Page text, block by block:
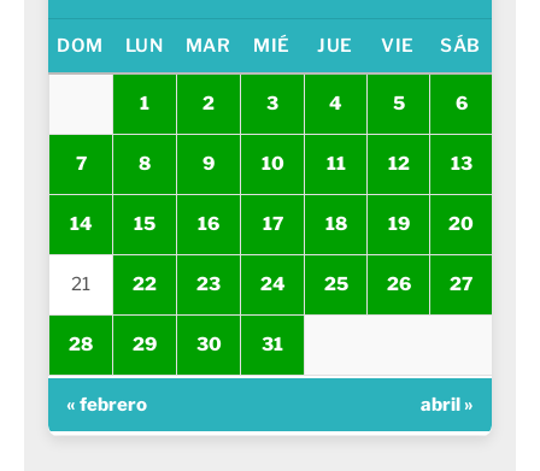
DOM LUN MAR MIÉ JUE VIE SÁB
1 2 3 4 5 6
7 8 9 10 11 12 13
14 15 16 17 18 19 20
21 22 23 24 25 26 27
28 29 30 31
« febrero abril »